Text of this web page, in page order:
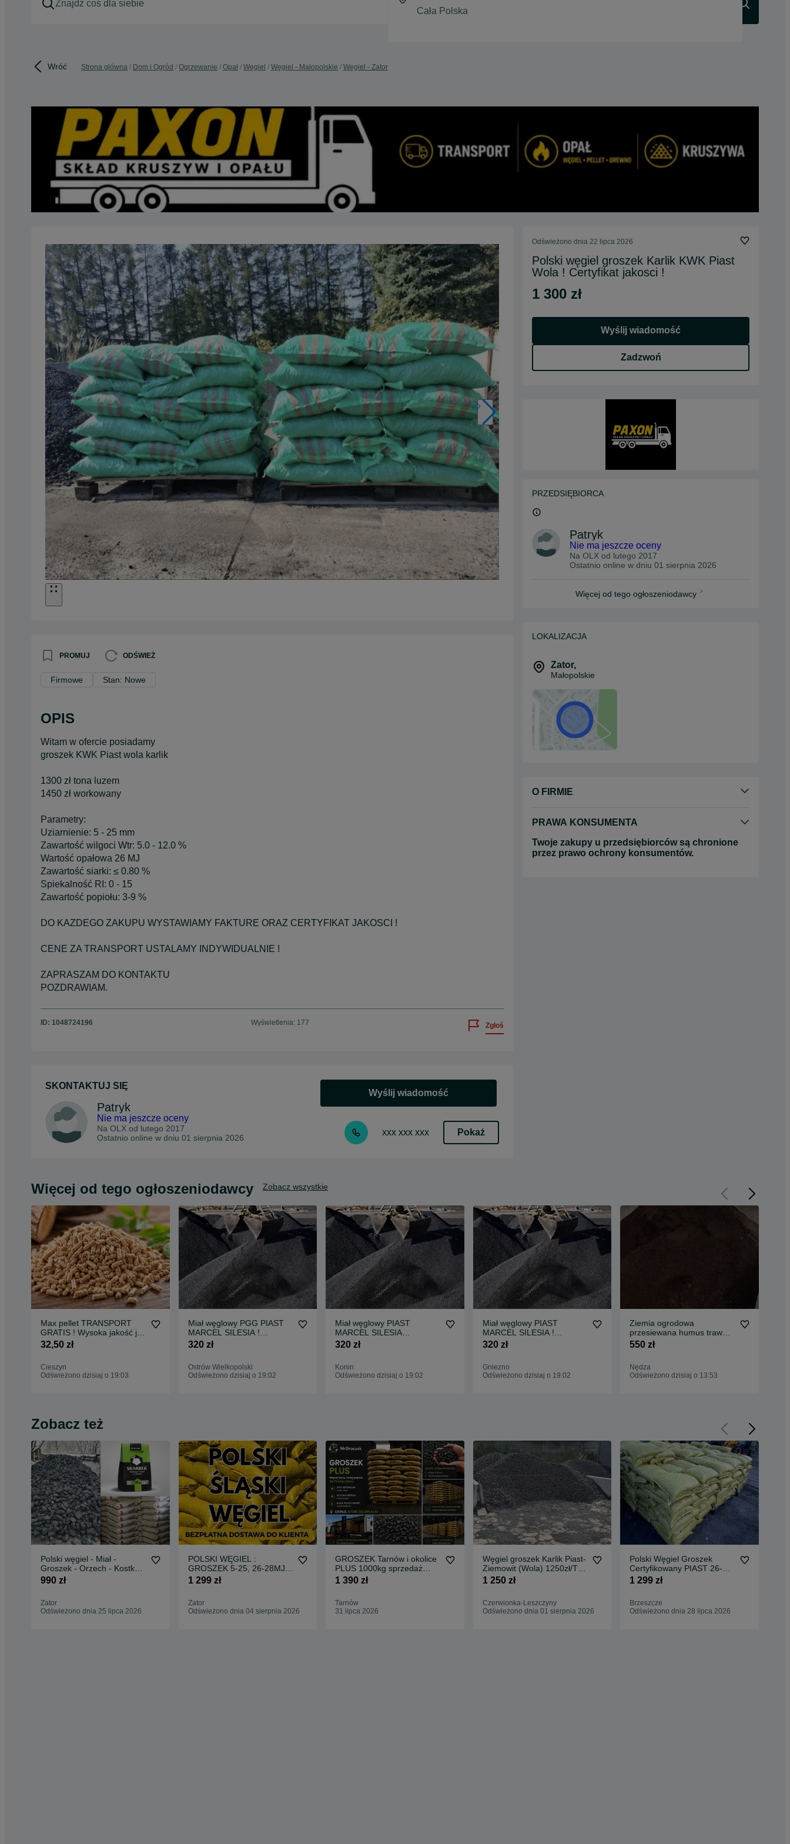
Wróć Strona główna Dom i Ogród Ogrzewanie Opał Węgiel Węgiel - Małopolskie Węgiel - Zator
PROMUJ ODŚWIEŻ
Firmowe Stan: Nowe
OPIS
Witam w ofercie posiadamy
groszek KWK Piast wola karlik
1300 zł tona luzem
1450 zł workowany
Parametry:
Uziarnienie: 5 - 25 mm
Zawartość wilgoci Wtr: 5.0 - 12.0 %
Wartość opałowa 26 MJ
Zawartość siarki: ≤ 0.80 %
Spiekalność RI: 0 - 15
Zawartość popiołu: 3-9 %
DO KAZDEGO ZAKUPU WYSTAWIAMY FAKTURE ORAZ CERTYFIKAT JAKOSCI !
CENE ZA TRANSPORT USTALAMY INDYWIDUALNIE !
ZAPRASZAM DO KONTAKTU
POZDRAWIAM.
ID: 1048724196 Wyświetlenia: 177 Zgłoś
SKONTAKTUJ SIĘ
Patryk
Nie ma jeszcze oceny
Na OLX od lutego 2017
Ostatnio online w dniu 01 sierpnia 2026
Wyślij wiadomość
xxx xxx xxx Pokaż
Odświeżono dnia 22 lipca 2026
Polski węgiel groszek Karlik KWK Piast
Wola ! Certyfikat jakosci !
1 300 zł
Wyślij wiadomość
Zadzwoń
PRZEDSIĘBIORCA
Patryk
Nie ma jeszcze oceny
Na OLX od lutego 2017
Ostatnio online w dniu 01 sierpnia 2026
Więcej od tego ogłoszeniodawcy
LOKALIZACJA
Zator,
Małopolskie
O FIRMIE
PRAWA KONSUMENTA
Twoje zakupy u przedsiębiorców są chronione
przez prawo ochrony konsumentów.
Więcej od tego ogłoszeniodawcy Zobacz wszystkie
Max pellet TRANSPORT
GRATIS ! Wysoka jakość jak
pelet Olczyk Oman Rezult
Beskidy Rurex Olimp Lava
32,50 zł
Cieszyn
Odświeżono dzisiaj o 19:03
Miał węglowy PGG PIAST
MARCEL SILESIA !
Gwarancja jakości ! Min
320 zł
Ostrów Wielkopolski
Odświeżono dzisiaj o 19:02
Miał węglowy PIAST
MARCEL SILESIA
Gwarancja jakosci ! Min.
320 zł
Konin
Odświeżono dzisiaj o 19:02
Miał węglowy PIAST
MARCEL SILESIA !
Gwarancja jakości ! Min.
groszek
320 zł
Gniezno
Odświeżono dzisiaj o 19:02
Ziemia ogrodowa
przesiewana humus trawnik
! 5 ton 550 zł z transportem
550 zł
Nędza
Odświeżono dzisiaj o 13:53
Zobacz też
Polski węgiel - Miał -
Groszek - Orzech - Kostka -
Dostawa węgla - Wesoła -
luzem-Węgiel pakowany
990 zł
Zator
Odświeżono dnia 25 lipca 2026
POLSKI WĘGIEL :
GROSZEK 5-25, 26-28MJ -
Transport Gratis !!!
1 299 zł
Zator
Odświeżono dnia 04 sierpnia 2026
GROSZEK Tarnów i okolice
PLUS 1000kg sprzedaż
sprawdzony dostawca worki
1 390 zł
Tarnów
31 lipca 2026
Węgiel groszek Karlik Piast-
Ziemowit (Wola) 1250zł/T
Transport gratis
1 250 zł
Czerwionka-Leszczyny
Odświeżono dnia 01 sierpnia 2026
Polski Węgiel Groszek
Certyfikowany PIAST 26-
28MJ BEZPŁATNA
1 299 zł
Brzeszcze
Odświeżono dnia 28 lipca 2026